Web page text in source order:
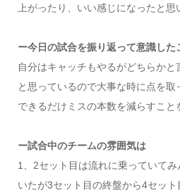
上がったり、いい感じになったと思
ー今日の試合を振り返って意識した
自分はキャッチもやるがどちらか
と思っているので大事な時に点を取
できるだけミスの本数を減らすこと
ー試合中のチームの雰囲気は
1、2セット目は流れに乗っていて
いたが3セット目の終盤から4セッ